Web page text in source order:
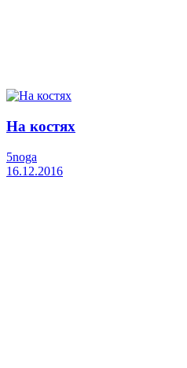
На костях
5noga
16.12.2016